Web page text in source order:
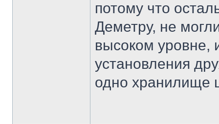
потому что
Деметру, не
высоком уровне,
установления
одно хранилище